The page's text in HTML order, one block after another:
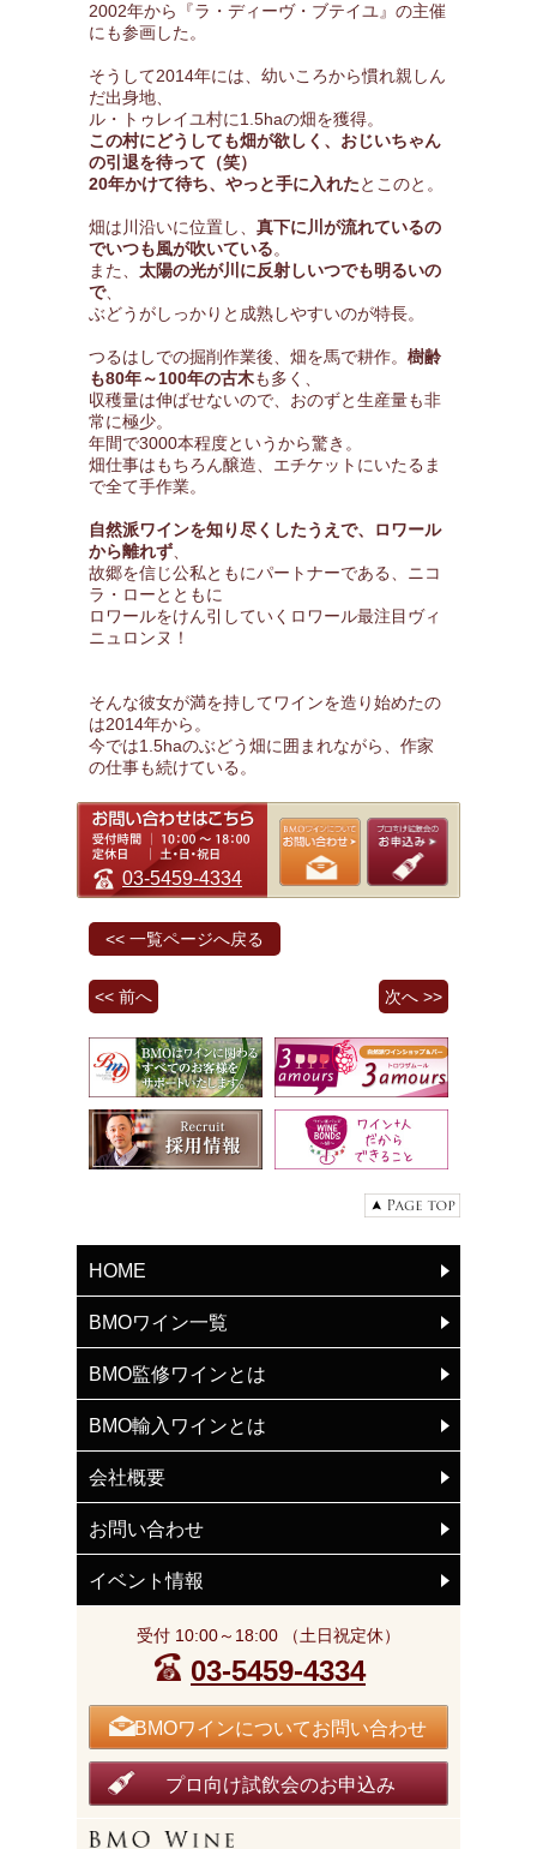
2002年から『ラ・ディーヴ・ブテイユ』の主催
にも参画した。
そうして2014年には、幼いころから慣れ親しん
だ出身地、
ル・トゥレイユ村に1.5haの畑を獲得。
この村にどうしても畑が欲しく、おじいちゃん
の引退を待って（笑）
20年かけて待ち、やっと手に入れたとこのと。
畑は川沿いに位置し、 真下に川が流れているの
でいつも風が吹いている。
また、 太陽の光が川に反射しいつでも明るいの
で、
ぶどうがしっかりと成熟しやすいのが特長。
つるはしでの掘削作業後、畑を馬で耕作。 樹齢
も80年～100年の古木も多く、
収穫量は伸ばせないので、おのずと生産量も非
常に極少。
年間で3000本程度というから驚き。
畑仕事はもちろん醸造、エチケットにいたるま
で全て手作業。
自然派ワインを知り尽くしたうえで、ロワール
から離れず
故郷を信じ公私ともにパートナーである、ニコ
ラ・ローとともに
ロワールをけん引していくロワール最注目ヴィ
ニュロンヌ！
そんな彼女が満を持してワインを造り始めたの
は2014年から。
今では1.5haのぶどう畑に囲まれながら、作家
の仕事も続けている。
03-5459-4334
<< 一覧ページへ戻る
<< 前へ 次へ >>
HOME
BMOワイン一覧
BMO監修ワインとは
BMO輸入ワインとは
会社概要
お問い合わせ
イベント情報
受付 10:00～18:00 （土日祝定休）
03-5459-4334
BMOワインについてお問い合わせ
プロ向け試飲会のお申込み